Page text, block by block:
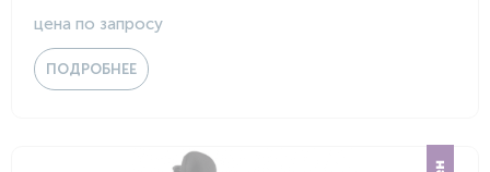
цена по запросу
ПОДРОБНЕЕ